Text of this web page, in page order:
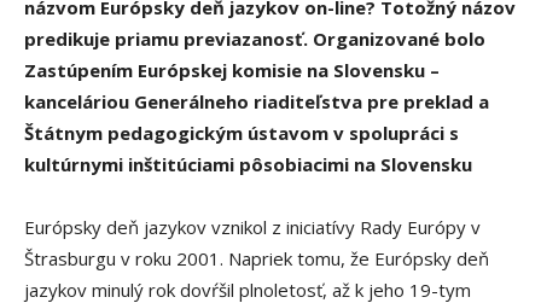
názvom Európsky deň jazykov on-line? Totožný názov
predikuje priamu previazanosť. Organizované bolo
Zastúpením Európskej komisie na Slovensku –
kanceláriou Generálneho riaditeľstva pre preklad a
Štátnym pedagogickým ústavom v spolupráci s
kultúrnymi inštitúciami pôsobiacimi na Slovensku
Európsky deň jazykov vznikol z iniciatívy Rady Európy v
Štrasburgu v roku 2001. Napriek tomu, že Európsky deň
jazykov minulý rok dovŕšil plnoletosť, až k jeho 19-tym